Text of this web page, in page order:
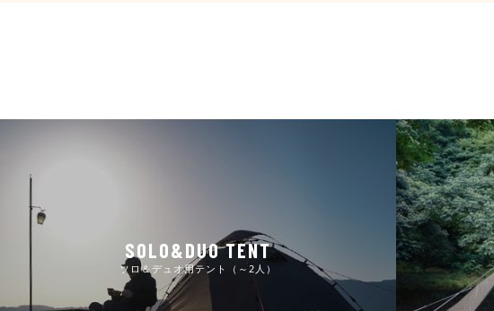
SOLO&DUO TENT
ソロ＆デュオ用テント（～2人）